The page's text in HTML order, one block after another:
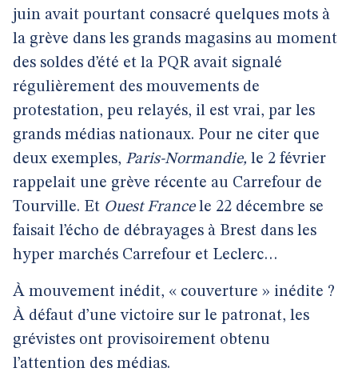
juin avait pourtant consacré quelques mots à
la grève dans les grands magasins au moment
des soldes d’été et la PQR avait signalé
régulièrement des mouvements de
protestation, peu relayés, il est vrai, par les
grands médias nationaux. Pour ne citer que
deux exemples, Paris-Normandie, le 2 février
rappelait une grève récente au Carrefour de
Tourville. Et Ouest Francele 22 décembre se
faisait l’écho de débrayages à Brest dans les
hyper marchés Carrefour et Leclerc…
À mouvement inédit, « couverture » inédite ?
À défaut d’une victoire sur le patronat, les
grévistes ont provisoirement obtenu
l’attention des médias.